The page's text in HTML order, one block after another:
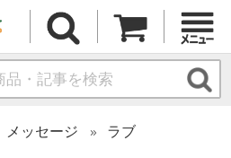
メッセージ
ラブ